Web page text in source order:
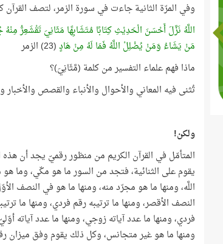
وفي المرّة الثانية جاءت في سورة الزمر، لتصف القرآن
اللَّهُ نَزَّلَ أَحْسَنَ الْحَدِيْثِ كِتَابًا مُتَشَابِهًا مَثَانِيَ تَقْشَعِرُّ
مَنْ يَشَاءُ وَمَنْ يُضْلِلْ اللَّهُ فَمَا لَهُ مِنْ هَادٍ(23) الزمر
ماذا فهم علماء التفسير من كلمة (مَّثَانِيَ)؟
تُثنى فيه المعاني والأحوال والأنباء والقصص
ولكن!
المتأمّل في القرآن الكريم من منظور رقميّ يجد أن هذه
يقوم على الثنائية، فتجد من السور ما هو مكّي، وما
اللَّه، ومنها ما هو مجرّد منه، ومنها ما هو في النصف
النصف الأقصر، ومنها ما ترتيبه رقم فردي، ومنها ما
فردي، ومنها ما عدد آياته زوجي، ومنها ما عدد آياته
ومنها ما هو غير متجانس، وكل ذلك يقوم وفق ميزان